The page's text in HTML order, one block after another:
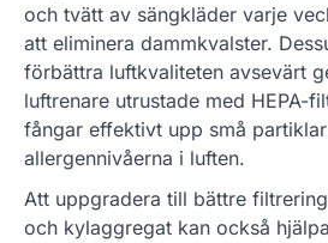
och tvätt av sängkläder varje
att eliminera dammkvalster.
förbättra luftkvaliteten avsevärt
luftrenare utrustade med HEPA-
fångar effektivt upp små
allergennivåerna i luften.
Att uppgradera till bättre
och kylaggregat kan också